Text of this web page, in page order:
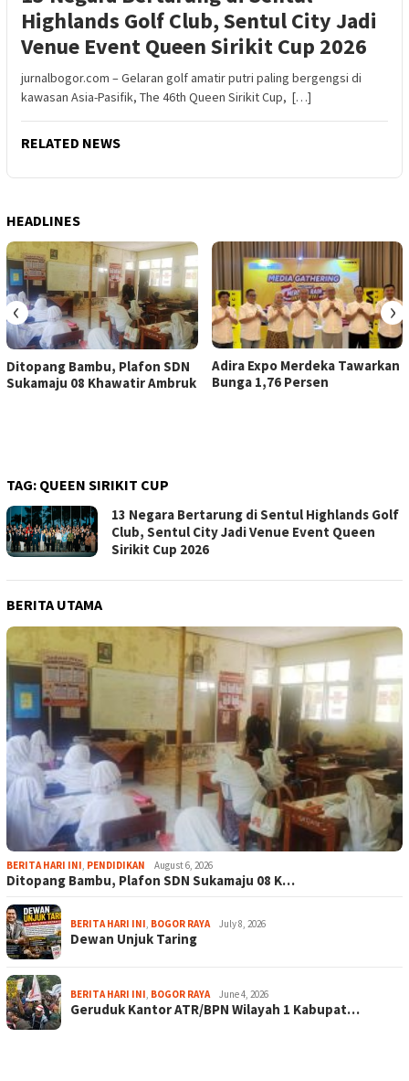
Highlands Golf Club, Sentul City Jadi
Venue Event Queen Sirikit Cup 2026
jurnalbogor.com – Gelaran golf amatir putri paling bergengsi di
kawasan Asia-Pasifik, The 46th Queen Sirikit Cup, […]
RELATED NEWS
HEADLINES
Ditopang Bambu, Plafon SDN
Sukamaju 08 Khawatir Ambruk
Adira Expo Merdeka Tawarkan
Bunga 1,76 Persen
‹ ›
TAG: QUEEN SIRIKIT CUP
13 Negara Bertarung di Sentul Highlands Golf
Club, Sentul City Jadi Venue Event Queen
Sirikit Cup 2026
BERITA UTAMA
BERITA HARI INI, PENDIDIKAN August 6, 2026
Ditopang Bambu, Plafon SDN Sukamaju 08 K…
BERITA HARI INI, BOGOR RAYA July 8, 2026
Dewan Unjuk Taring
BERITA HARI INI, BOGOR RAYA June 4, 2026
Geruduk Kantor ATR/BPN Wilayah 1 Kabupat…